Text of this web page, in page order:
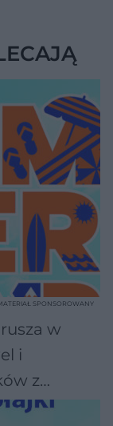
w
i
z
SPONSOROWANY